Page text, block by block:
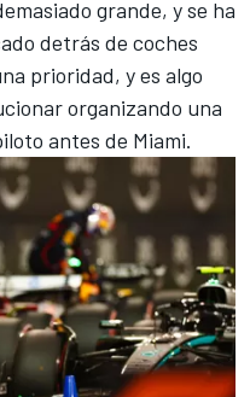
grande, y se ha
detrás de coches
prioridad, y es algo
organizando una
antes de Miami.